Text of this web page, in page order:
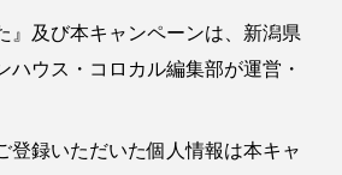
』及び本キャンペーンは、新潟県
ハウス・コロカル編集部が運営・
登録いただいた個人情報は本キャ